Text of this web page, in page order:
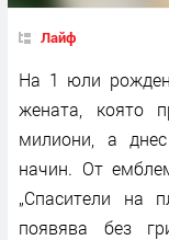
Лайф
На 1 юли
жената, която
милиони, а
начин. От
„Спасители на
появява без